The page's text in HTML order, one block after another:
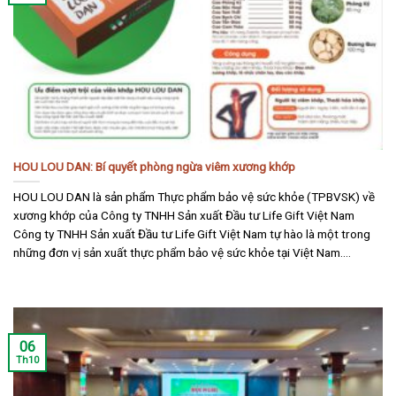
HOU LOU DAN: Bí quyết phòng ngừa viêm xương khớp
HOU LOU DAN là sản phẩm Thực phẩm bảo vệ sức khỏe (TPBVSK) về
xương khớp của Công ty TNHH Sản xuất Đầu tư Life Gift Việt Nam
Công ty TNHH Sản xuất Đầu tư Life Gift Việt Nam tự hào là một trong
những đơn vị sản xuất thực phẩm bảo vệ sức khỏe tại Việt Nam....
06
Th10